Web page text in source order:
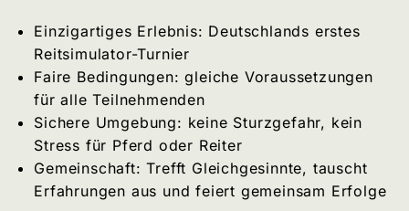
Einzigartiges Erlebnis: Deutschlands erstes
Reitsimulator-Turnier
Faire Bedingungen: gleiche Voraussetzungen
für alle Teilnehmenden
Sichere Umgebung: keine Sturzgefahr, kein
Stress für Pferd oder Reiter
Gemeinschaft: Trefft Gleichgesinnte, tauscht
Erfahrungen aus und feiert gemeinsam Erfolge